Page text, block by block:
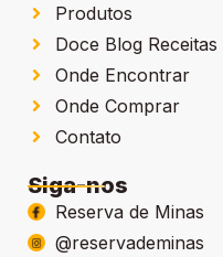
Produtos
Doce Blog Receitas
Onde Encontrar
Onde Comprar
Contato
Siga-nos
Reserva de Minas
@reservademinas